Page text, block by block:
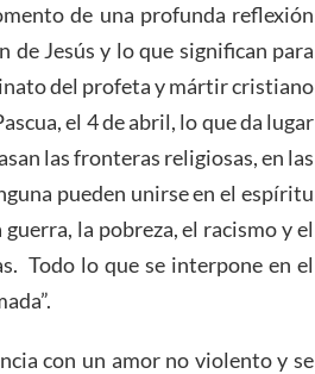
de una profunda reflexión
Jesús y lo que significan para
del profeta y mártir cristiano
el 4 de abril, lo que da lugar
las fronteras religiosas, en las
pueden unirse en el espíritu
la pobreza, el racismo y el
Todo lo que se interpone en el
con un amor no violento y se